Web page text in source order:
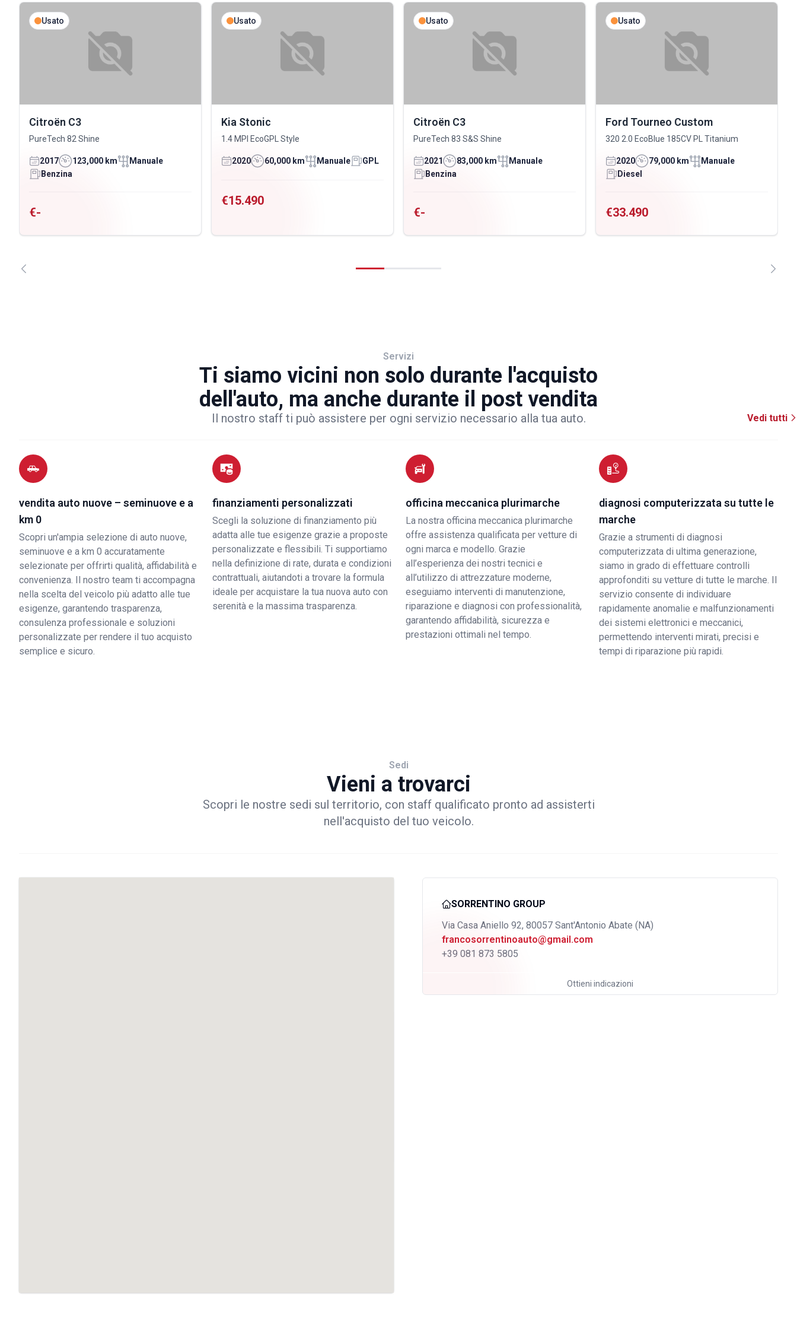
Usato
Citroën C3
PureTech 82 Shine
2017 123,000 km
Manuale
Benzina
€-
Usato
Kia Stonic
1.4 MPI EcoGPL Style
2020 60,000 km Manuale GPL
€15.490
Usato
Citroën C3
PureTech 83 S&S Shine
2021 83,000 km
Manuale
Benzina
€-
Usato
Ford Tourneo Custom
320 2.0 EcoBlue 185CV PL Titanium
2020 79,000 km
Manuale
Diesel
€33.490
Servizi
Ti siamo vicini non solo durante l'acquisto
dell'auto, ma anche durante il post vendita
Il nostro staff ti può assistere per ogni servizio necessario alla tua auto. Vedi tutti
vendita auto nuove – seminuove e a
km 0
Scopri un'ampia selezione di auto nuove,
seminuove e a km 0 accuratamente
selezionate per offrirti qualità, affidabilità e
convenienza. Il nostro team ti accompagna
nella scelta del veicolo più adatto alle tue
esigenze, garantendo trasparenza,
consulenza professionale e soluzioni
personalizzate per rendere il tuo acquisto
semplice e sicuro.
finanziamenti personalizzati
Scegli la soluzione di finanziamento più
adatta alle tue esigenze grazie a proposte
personalizzate e flessibili. Ti supportiamo
nella definizione di rate, durata e condizioni
contrattuali, aiutandoti a trovare la formula
ideale per acquistare la tua nuova auto con
serenità e la massima trasparenza.
officina meccanica plurimarche
La nostra officina meccanica plurimarche
offre assistenza qualificata per vetture di
ogni marca e modello. Grazie
all’esperienza dei nostri tecnici e
all’utilizzo di attrezzature moderne,
eseguiamo interventi di manutenzione,
riparazione e diagnosi con professionalità,
garantendo affidabilità, sicurezza e
prestazioni ottimali nel tempo.
diagnosi computerizzata su tutte le
marche
Grazie a strumenti di diagnosi
computerizzata di ultima generazione,
siamo in grado di effettuare controlli
approfonditi su vetture di tutte le marche. Il
servizio consente di individuare
rapidamente anomalie e malfunzionamenti
dei sistemi elettronici e meccanici,
permettendo interventi mirati, precisi e
tempi di riparazione più rapidi.
Sedi
Vieni a trovarci
Scopri le nostre sedi sul territorio, con staff qualificato pronto ad assisterti
nell'acquisto del tuo veicolo.
SORRENTINO GROUP
Via Casa Aniello 92, 80057 Sant'Antonio Abate (NA)
francosorrentinoauto@gmail.com
+39 081 873 5805
Ottieni indicazioni